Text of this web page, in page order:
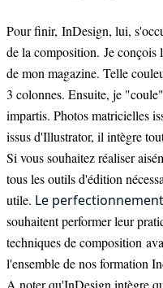
Pour finir, InDesign, lui,
de la composition. Je conçois
de mon magazine. Telle
3 colonnes. Ensuite, je
impartis. Photos matricielles
issus d'Illustrator, il intègre
Si vous souhaitez réaliser
tous les outils d'édition
utile. Le perfectionnement
souhaitent performer leur
techniques de composition
l'ensemble de nos formation
A noter qu'InDesign intègre